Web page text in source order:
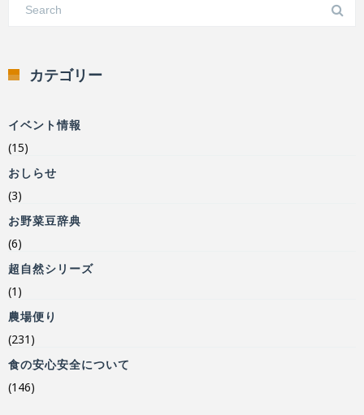
カテゴリー
イベント情報
(15)
おしらせ
(3)
お野菜豆辞典
(6)
超自然シリーズ
(1)
農場便り
(231)
食の安心安全について
(146)